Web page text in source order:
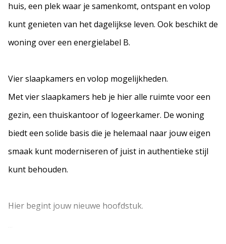
huis, een plek waar je samenkomt, ontspant en volop
kunt genieten van het dagelijkse leven. Ook beschikt de
woning over een energielabel B.
Vier slaapkamers en volop mogelijkheden.
Met vier slaapkamers heb je hier alle ruimte voor een
gezin, een thuiskantoor of logeerkamer. De woning
biedt een solide basis die je helemaal naar jouw eigen
smaak kunt moderniseren of juist in authentieke stijl
kunt behouden.
Hier begint jouw nieuwe hoofdstuk.